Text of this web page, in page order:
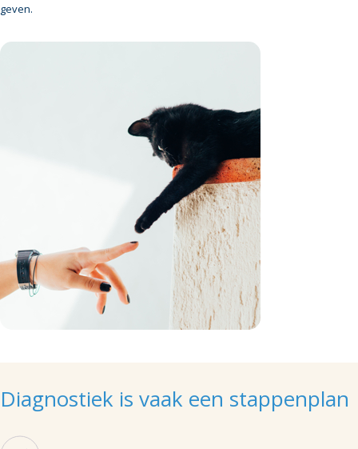
geven.
Diagnostiek is vaak een stappenplan